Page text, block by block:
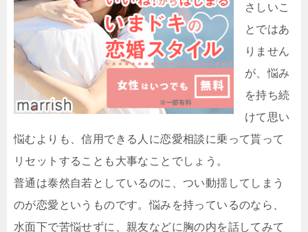
さしいこ
とではあ
りません
が、悩み
を持ち続
けて思い
悩むよりも、信用できる人に恋愛相談に乗って貰って
リセットすることも大事なことでしょう。
普通は泰然自若としているのに、つい動揺してしまう
のが恋愛というものです。悩みを持っているのなら、
水面下で苦悩せずに、親友などに胸の内を話してみて